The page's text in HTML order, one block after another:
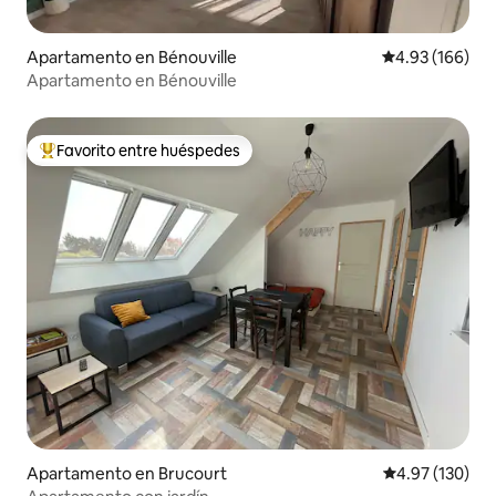
Apartamento en Bénouville Calificación
4.93 (166)
Apartamento en Bénouville
Favorito entre huéspedes preferido
Favorito entre huéspedes
Apartamento en Brucourt Calificación
4.97 (130)